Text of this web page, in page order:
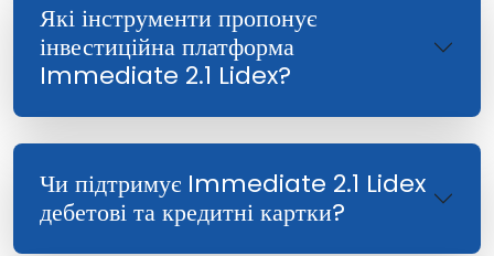
Які інструменти пропонує
інвестиційна платформа
Immediate 2.1 Lidex?
Чи підтримує Immediate 2.1 Lidex
дебетові та кредитні картки?